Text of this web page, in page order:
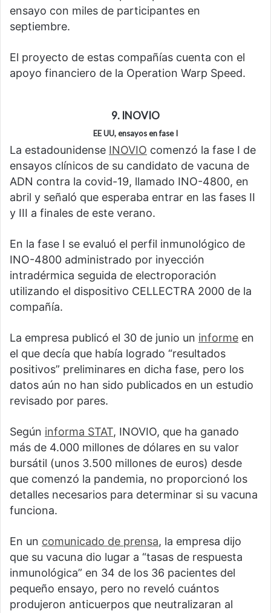
ensayo con miles de participantes en
septiembre.
El proyecto de estas compañías cuenta con el
apoyo financiero de la Operation Warp Speed.
9. INOVIO
EE UU, ensayos en fase I
La estadounidense INOVIO comenzó la fase I de
ensayos clínicos de su candidato de vacuna de
ADN contra la covid-19, llamado INO-4800, en
abril y señaló que esperaba entrar en las fases II
y III a finales de este verano.
En la fase I se evaluó el perfil inmunológico de
INO-4800 administrado por inyección
intradérmica seguida de electroporación
utilizando el dispositivo CELLECTRA 2000 de la
compañía.
La empresa publicó el 30 de junio un informe en
el que decía que había logrado “resultados
positivos” preliminares en dicha fase, pero los
datos aún no han sido publicados en un estudio
revisado por pares.
Según informa STAT, INOVIO, que ha ganado
más de 4.000 millones de dólares en su valor
bursátil (unos 3.500 millones de euros) desde
que comenzó la pandemia, no proporcionó los
detalles necesarios para determinar si su vacuna
funciona.
En un comunicado de prensa, la empresa dijo
que su vacuna dio lugar a “tasas de respuesta
inmunológica” en 34 de los 36 pacientes del
pequeño ensayo, pero no reveló cuántos
produjeron anticuerpos que neutralizaran al